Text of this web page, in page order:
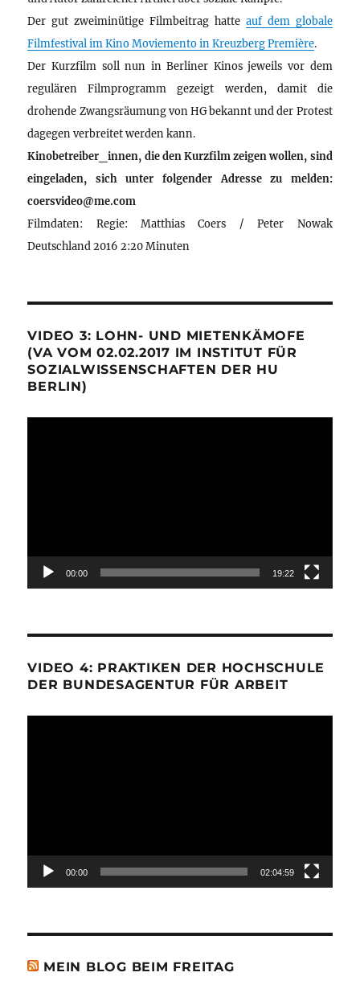
Der gut zweiminütige Filmbeitrag hatte auf dem globale
Filmfestival im Kino Moviemento in Kreuzberg Première.
Der Kurzfilm soll nun in Berliner Kinos jeweils vor dem
regulären Filmprogramm gezeigt werden, damit die
drohende Zwangsräumung von HG bekannt und der Protest
dagegen verbreitet werden kann.
Kinobetreiber_innen, die den Kurzfilm zeigen wollen, sind
eingeladen, sich unter folgender Adresse zu melden:
coersvideo@me.com
Filmdaten: Regie: Matthias Coers / Peter Nowak
Deutschland 2016 2:20 Minuten
VIDEO 3: LOHN- UND MIETENKÄMOFE
(VA VOM 02.02.2017 IM INSTITUT FÜR
SOZIALWISSENSCHAFTEN DER HU
BERLIN)
00:00 19:22
VIDEO 4: PRAKTIKEN DER HOCHSCHULE
DER BUNDESAGENTUR FÜR ARBEIT
00:00 02:04:59
MEIN BLOG BEIM FREITAG